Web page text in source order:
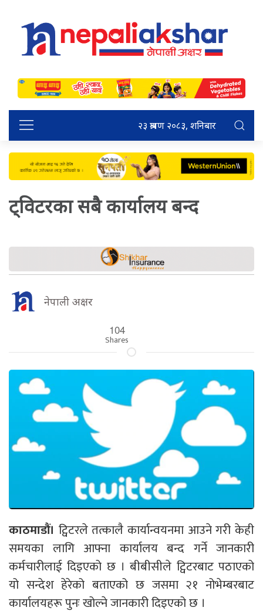
२३ श्रावण २०८३, शनिबार
ट्विटरका सबै कार्यालय बन्द
नेपाली अक्षर
104
Shares
काठमाडौं। ट्विटरले तत्कालै कार्यान्वयनमा आउने गरी केही
समयका लागि आफ्ना कार्यालय बन्द गर्ने जानकारी
कर्मचारीलाई दिइएको छ । बीबीसीले ट्विटरबाट पठाएको
यो सन्देश हेरेको बताएको छ जसमा २१ नोभेम्बरबाट
कार्यालयहरू पुनः खोल्ने जानकारी दिइएको छ ।